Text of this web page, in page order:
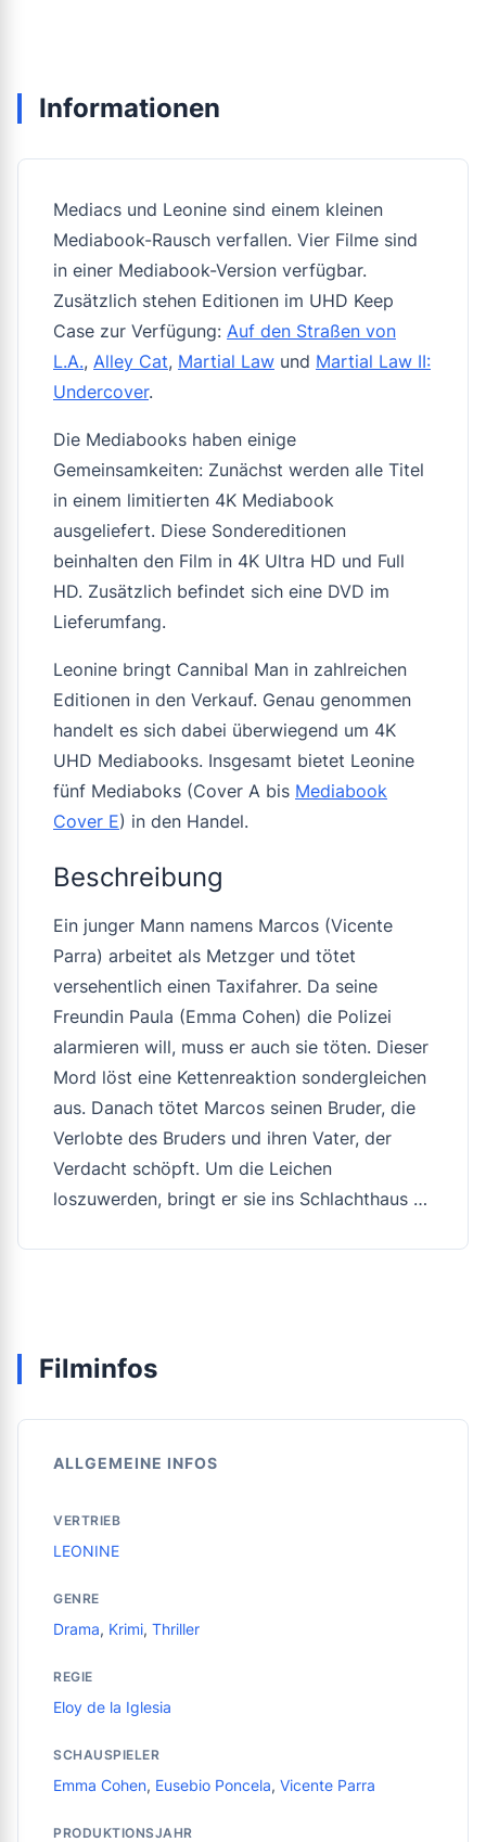
Informationen
Mediacs und Leonine sind einem kleinen
Mediabook-Rausch verfallen. Vier Filme sind
in einer Mediabook-Version verfügbar.
Zusätzlich stehen Editionen im UHD Keep
Case zur Verfügung: Auf den Straßen von
L.A., Alley Cat, Martial Law und Martial Law II:
Undercover.
Die Mediabooks haben einige
Gemeinsamkeiten: Zunächst werden alle Titel
in einem limitierten 4K Mediabook
ausgeliefert. Diese Sondereditionen
beinhalten den Film in 4K Ultra HD und Full
HD. Zusätzlich befindet sich eine DVD im
Lieferumfang.
Leonine bringt Cannibal Man in zahlreichen
Editionen in den Verkauf. Genau genommen
handelt es sich dabei überwiegend um 4K
UHD Mediabooks. Insgesamt bietet Leonine
fünf Mediaboks (Cover A bis Mediabook
Cover E) in den Handel.
Beschreibung
Ein junger Mann namens Marcos (Vicente
Parra) arbeitet als Metzger und tötet
versehentlich einen Taxifahrer. Da seine
Freundin Paula (Emma Cohen) die Polizei
alarmieren will, muss er auch sie töten. Dieser
Mord löst eine Kettenreaktion sondergleichen
aus. Danach tötet Marcos seinen Bruder, die
Verlobte des Bruders und ihren Vater, der
Verdacht schöpft. Um die Leichen
loszuwerden, bringt er sie ins Schlachthaus …
Filminfos
ALLGEMEINE INFOS
VERTRIEB
LEONINE
GENRE
Drama, Krimi, Thriller
REGIE
Eloy de la Iglesia
SCHAUSPIELER
Emma Cohen, Eusebio Poncela, Vicente Parra
PRODUKTIONSJAHR